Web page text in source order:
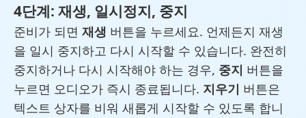
4단계: 재생, 일시정지, 중지
준비가 되면 재생 버튼을 누르세요. 언제든지 재생
을 일시 중지하고 다시 시작할 수 있습니다. 완전히
중지하거나 다시 시작해야 하는 경우, 중지 버튼을
누르면 오디오가 즉시 종료됩니다. 지우기 버튼은
텍스트 상자를 비워 새롭게 시작할 수 있도록 합니